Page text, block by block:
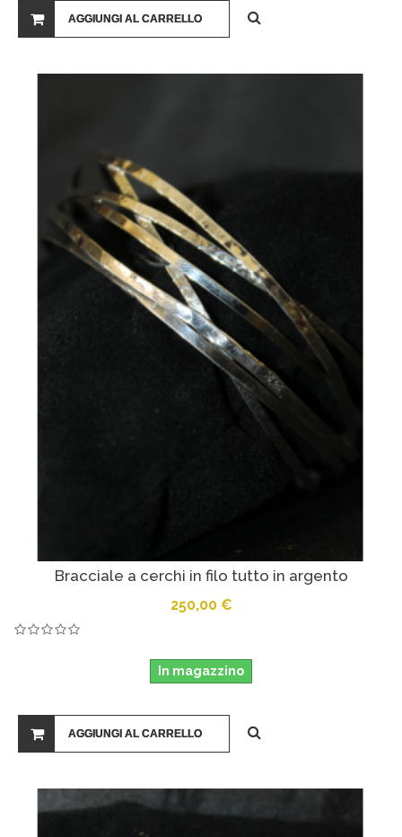
AGGIUNGI AL CARRELLO
Bracciale a cerchi in filo tutto in argento
250,00 €
In magazzino
AGGIUNGI AL CARRELLO